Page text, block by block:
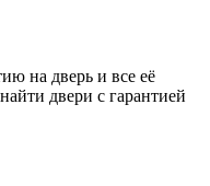
на дверь и все её
двери с гарантией